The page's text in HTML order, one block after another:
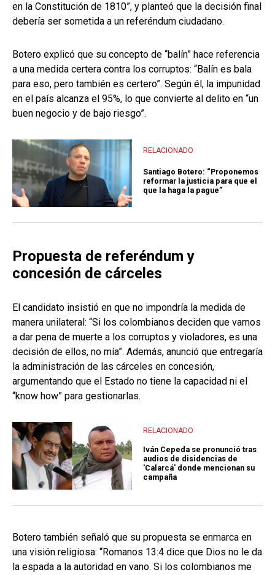
en la Constitución de 1810”, y planteó que la decisión final
debería ser sometida a un referéndum ciudadano.
Botero explicó que su concepto de “balín” hace referencia
a una medida certera contra los corruptos: “Balín es bala
para eso, pero también es certero”. Según él, la impunidad
en el país alcanza el 95%, lo que convierte al delito en “un
buen negocio y de bajo riesgo”.
RELACIONADO
Santiago Botero: “Proponemos
reformar la justicia para que el
que la haga la pague”
Propuesta de referéndum y
concesión de cárceles
El candidato insistió en que no impondría la medida de
manera unilateral: “Si los colombianos deciden que vamos
a dar pena de muerte a los corruptos y violadores, es una
decisión de ellos, no mía”. Además, anunció que entregaría
la administración de las cárceles en concesión,
argumentando que el Estado no tiene la capacidad ni el
“know how” para gestionarlas.
RELACIONADO
Iván Cepeda se pronunció tras
audios de disidencias de
'Calarcá' donde mencionan su
campaña
Botero también señaló que su propuesta se enmarca en
una visión religiosa: “Romanos 13:4 dice que Dios no le da
la espada a la autoridad en vano. Si los colombianos me